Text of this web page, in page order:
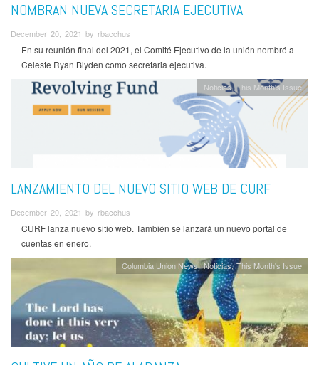
NOMBRAN NUEVA SECRETARIA EJECUTIVA
December 20, 2021 by rbacchus
En su reunión final del 2021, el Comité Ejecutivo de la unión nombró a
Celeste Ryan Blyden como secretaria ejecutiva.
Noticias This Month's Issue
LANZAMIENTO DEL NUEVO SITIO WEB DE CURF
December 20, 2021 by rbacchus
CURF lanza nuevo sitio web. También se lanzará un nuevo portal de
cuentas en enero.
Columbia Union News Noticias This Month's Issue